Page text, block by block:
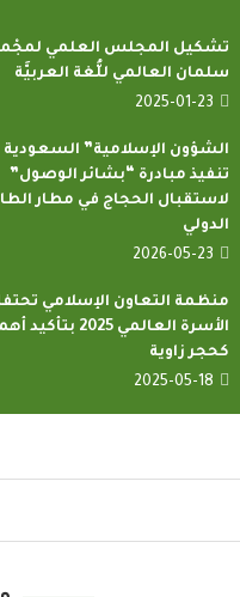
تشكيل المجلس العلمي
سلمان العالمي للُّغة العربيَّة
2025-01-23
الشؤون الإسلامية”
تنفيذ مبادرة “بشائر الوصول”
لاستقبال الحجاج في مطار
الدولي
2026-05-23
منظمة التعاون الإسلامي
الأسرة العالمي 2025
كحجر زاوية
2025-05-18